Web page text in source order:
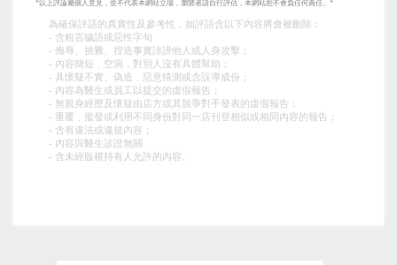
*以上評論屬個人意見，並不代表本網站立場，瀏覽者請自行評估，本網站恕不會負任何責任。*
為確保評語的真實性及參考性，如評語含以下內容將會被刪除︰
- 含粗言穢語或惡性字句
- 侮辱、挑釁、捏造事實誹謗他人或人身攻擊；
- 內容簡短﹑空洞，對別人沒有具體幫助；
- 具懷疑不實、偽造﹑惡意猜測或含誤導成份；
- 內容為醫生或員工以提交的虛假報告；
- 無親身經歷及懷疑由店方或其競爭對手發表的虛假報告；
- 重覆﹑濫發或利用不同身份對同一店刊登相似或相同內容的報告；
- 含有違法或違規內容；
- 內容與醫生診證無關
- 含未經版權持有人允許的內容。